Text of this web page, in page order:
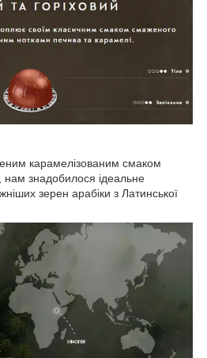
карамелізованим смаком
нам знадобилося ідеальне
зерен арабіки з Латинської